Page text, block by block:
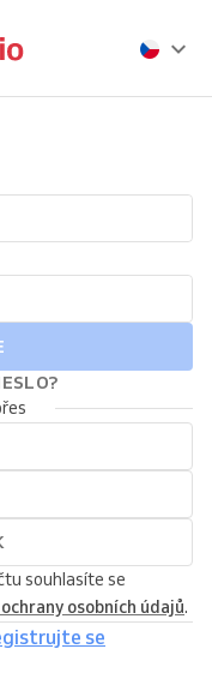
souhlasíte se
osobních údajů.
se